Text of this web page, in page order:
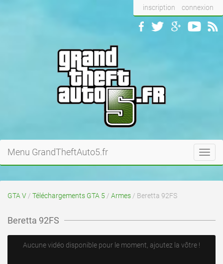
inscription connexion
Menu GrandTheftAuto5.fr
GTA V / Téléchargements GTA 5 / Armes / Beretta 92FS
Beretta 92FS
Aucune vidéo disponible pour le moment, ajoutez la vôtre !